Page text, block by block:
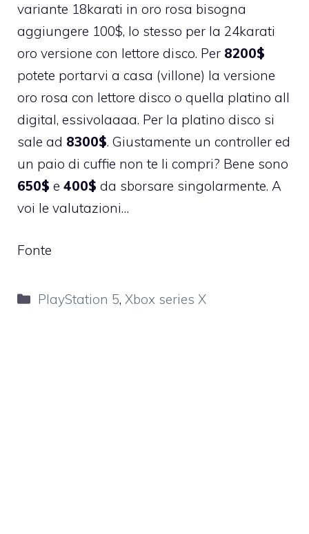
variante 18karati in oro rosa bisogna
aggiungere 100$, lo stesso per la 24karati
oro versione con lettore disco. Per 8200$
potete portarvi a casa (villone) la versione
oro rosa con lettore disco o quella platino all
digital, essivolaaaa. Per la platino disco si
sale ad 8300$. Giustamente un controller ed
un paio di cuffie non te li compri? Bene sono
650$ e 400$ da sborsare singolarmente. A
voi le valutazioni…
Fonte
Categorie
PlayStation 5, Xbox series X